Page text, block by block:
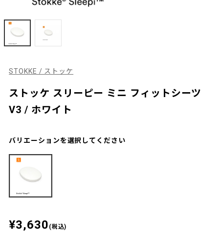
STOKKE / ストッケ
ストッケ スリーピー ミニ フィットシーツ
V3 / ホワイト
バリエーションを選択してください
¥3,630 (税込)